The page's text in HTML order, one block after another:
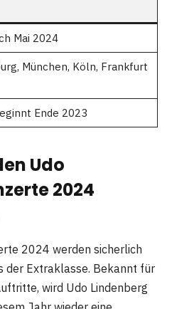
Mai 2024
München, Köln, Frankfurt
Ende 2023
Udo
2024
2024 werden sicherlich
der Extraklasse. Bekannt für
wird Udo Lindenberg